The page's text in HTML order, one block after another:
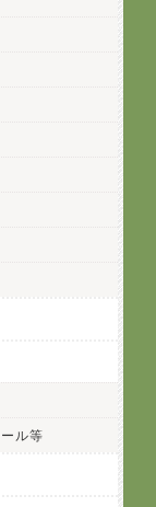
ル等